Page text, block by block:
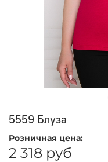
5559 Блуза
Розничная цена:
2 318 руб